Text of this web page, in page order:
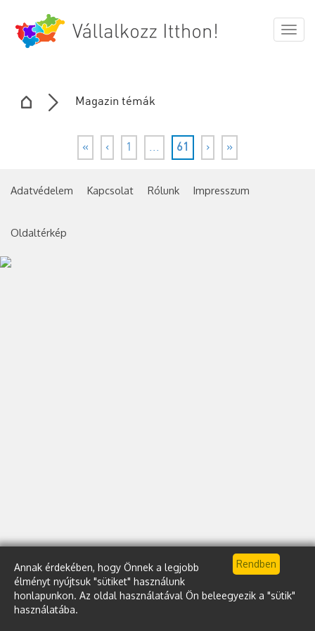
Annak érdekében, hogy Önnek a legjobb
élményt nyújtsuk "sütiket" használunk
honlapunkon. Az oldal használatával Ön beleegyezik a "sütik"
használatába.
Magazin témák
« ‹ 1 ... 61 › »
Adatvédelem Kapcsolat Rólunk Impresszum
Oldaltérkép